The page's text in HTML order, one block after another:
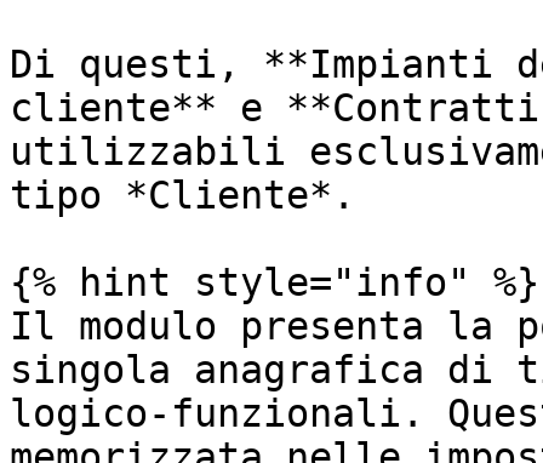
Di questi, **Impianti
cliente** e
utilizzabili
tipo *Cliente*.
{% hint style="info" %}
Il modulo presenta la
singola anagrafica di
logico-funzionali.